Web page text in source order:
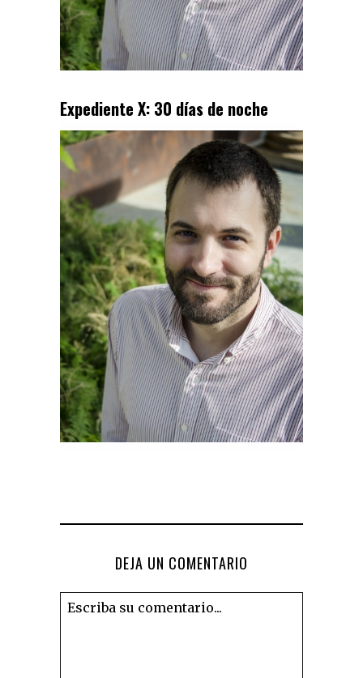
Expediente X: 30 días de noche
DEJA UN COMENTARIO